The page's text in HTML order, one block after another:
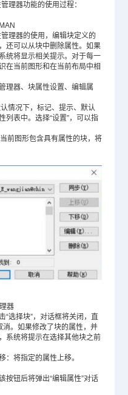
理器功能的使用过程：
理器的使用，编辑块定义的
还可以从块中删除属性。如果
统将显示相关提示。对于每一
在当前图形和在当前布局中相
理器、块属性设置、编辑属
情况下，标记、提示、默认
列表中。选择“设置”，可以指
前图形包含具有属性的块，将
器
“选择块”，对话框将关闭，直
。如果修改了块的属性，并
系统将提示在选择其他块之前
：将指定的属性上移。
按钮后将弹出“编辑属性”对话